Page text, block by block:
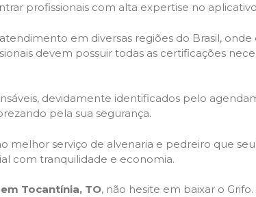
profissionais com alta expertise no
em diversas regiões do Brasil,
devem possuir todas as certificações
devidamente identificados pelo
pela sua segurança.
melhor serviço de alvenaria e pedreiro que
com tranquilidade e economia.
Tocantínia, TO, não hesite em baixar o